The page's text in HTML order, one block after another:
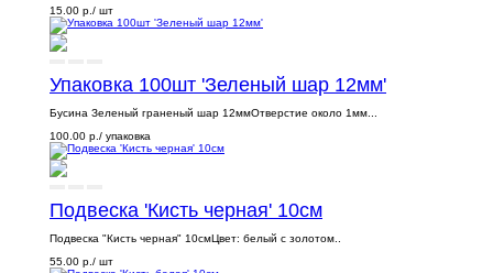
15.00 р. / шт
Упаковка 100шт 'Зеленый шар 12мм'
Бусина Зеленый граненый шар 12ммОтверстие около 1мм...
100.00 р. / упаковка
Подвеска 'Кисть черная' 10см
Подвеска "Кисть черная" 10смЦвет: белый с золотом..
55.00 р. / шт